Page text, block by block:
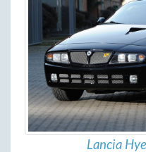
Lancia